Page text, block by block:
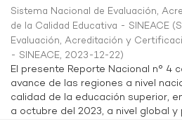
Sistema Nacional de Evaluación,
de la Calidad Educativa - SINEACE (
Evaluación, Acreditación y
- SINEACE, 2023-12-22)
El presente Reporte Nacional n° 4
avance de las regiones a nivel
calidad de la educación superior,
a octubre del 2023, a nivel global y